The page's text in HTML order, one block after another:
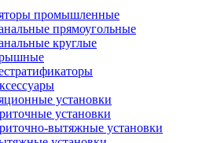
промышленные
прямоугольные
круглые
установки
установки
вытяжные установки